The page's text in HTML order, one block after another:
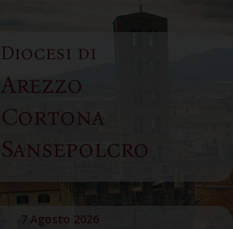
Diocesi di
Arezzo
Cortona
Sansepolcro
7 Agosto 2026